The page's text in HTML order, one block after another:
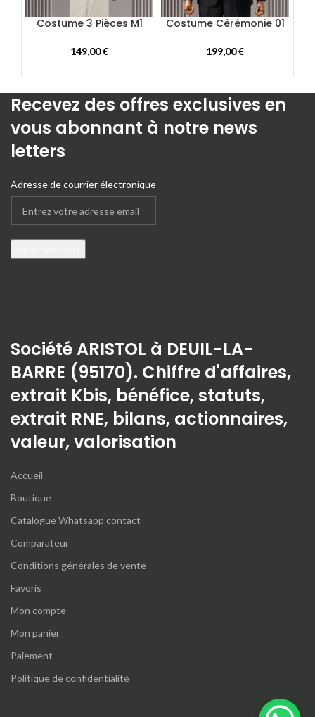
Costume 3 Pièces M1
149,00€
Costume Cérémonie 01
199,00€
Recevez des offres exclusives en
vous abonnant à notre news
letters
Adresse de courrier électronique
Société ARISTOL à DEUIL-LA-
BARRE (95170). Chiffre d'affaires,
extrait Kbis, bénéfice, statuts,
extrait RNE, bilans, actionnaires,
valeur, valorisation
Accueil
Boutique
Catalogue Whatsapp contact
Comparateur
Conditions générales de vente
Favoris
Mon compte
Mon panier
Paiement
Politique de confidentialité